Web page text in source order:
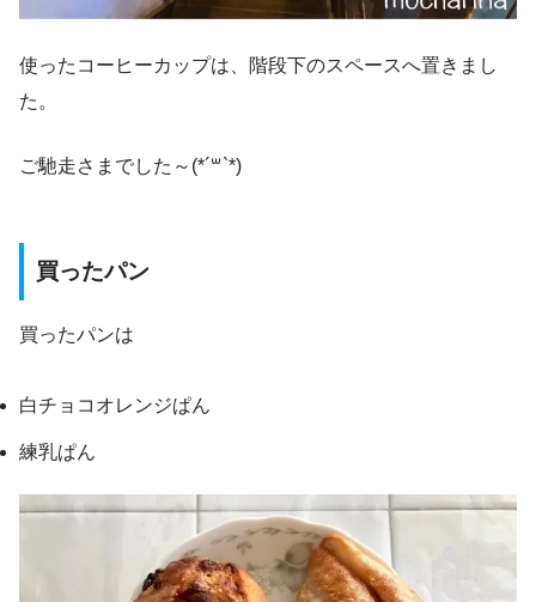
使ったコーヒーカップは、階段下のスペースへ置きまし
た。
ご馳走さまでした～(*´꒳`*)
買ったパン
買ったパンは
白チョコオレンジぱん
練乳ぱん